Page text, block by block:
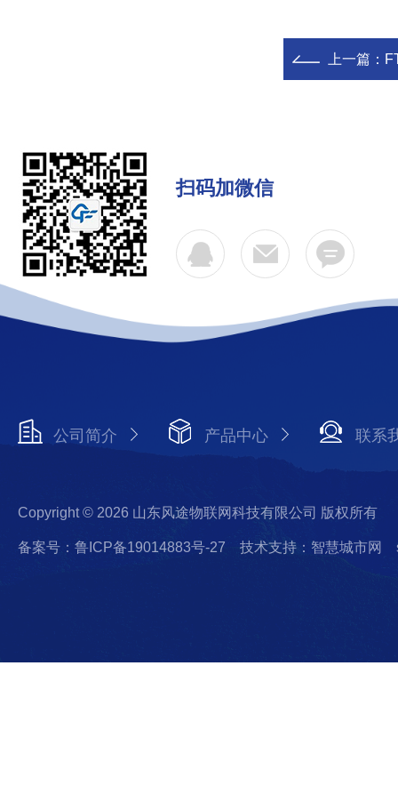
上一篇：
扫码加微信
公司简介 产品中心 联系
Copyright © 2026 山东风途物联网科技有限公司 版权所有
备案号：鲁ICP备19014883号-27 技术支持：智慧城市网